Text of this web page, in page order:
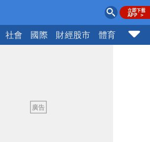
社會 國際 財經股市 體育 壹蘋
萬安無能無恥」
威！內褲掛陽台被吹走 議員神